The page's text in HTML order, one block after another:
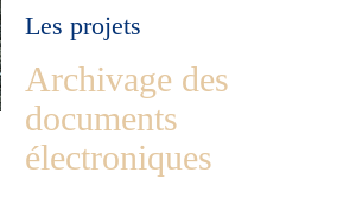
Les projets
Archivage des
documents
électroniques